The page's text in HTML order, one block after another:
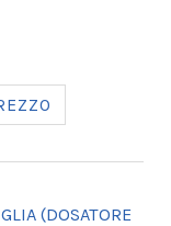
(DOSATORE